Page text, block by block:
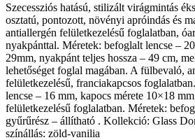
Szecessziós hatású, stilizált virágmintás
osztatú, pontozott, növényi apróindás és
antiallergén felületkezelésű foglalatban,
nyakpánttal. Méretek: befoglalt lencse –
29mm, nyakpánt teljes hossza – 49 cm,
lehetőséget foglal magában. A fülbevaló,
felületkezelésű, franciakapcsos
lencse – 16 mm, kapocs mérete 10×18
felületkezelésű foglalatban. Méretek:
gyűrűrész – állítható . Kollekció: Glass
színállás: zöld-vanilia